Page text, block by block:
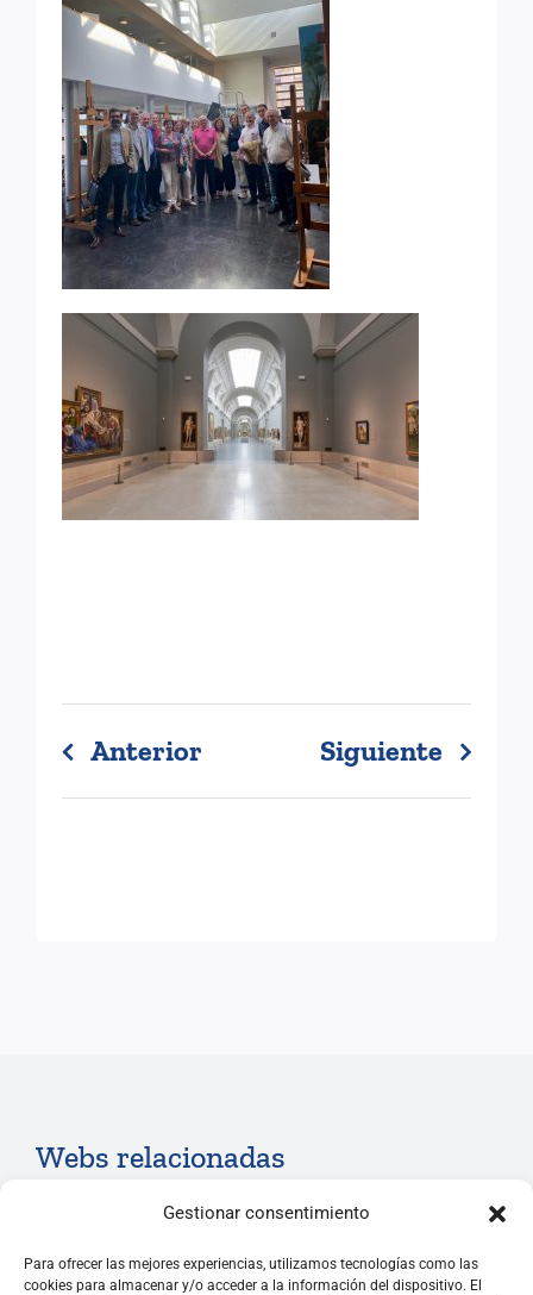
Gestionar consentimiento
Para ofrecer las mejores experiencias, utilizamos tecnologías como las
cookies para almacenar y/o acceder a la información del dispositivo. El
Anterior Siguiente
Webs relacionadas
(INAP)